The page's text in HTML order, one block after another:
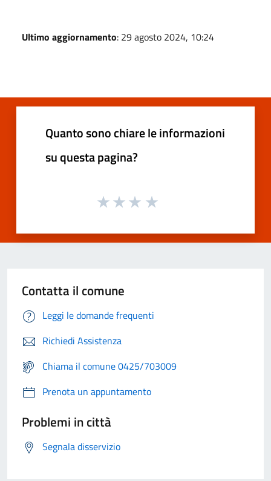
Ultimo aggiornamento: 29 agosto 2024, 10:24
Quanto sono chiare le informazioni
su questa pagina?
Contatta il comune
Leggi le domande frequenti
Richiedi Assistenza
Chiama il comune 0425/703009
Prenota un appuntamento
Problemi in città
Segnala disservizio